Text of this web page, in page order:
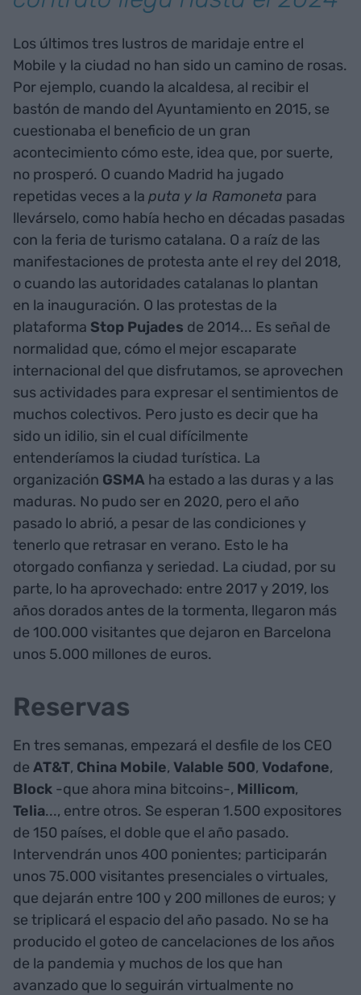
Los últimos tres lustros de maridaje entre el
Mobile y la ciudad no han sido un camino de rosas.
Por ejemplo, cuando la alcaldesa, al recibir el
bastón de mando del Ayuntamiento en 2015, se
cuestionaba el beneficio de un gran
acontecimiento cómo este, idea que, por suerte,
no prosperó. O cuando Madrid ha jugado
repetidas veces a la puta y la Ramoneta para
llevárselo, como había hecho en décadas pasadas
con la feria de turismo catalana. O a raíz de las
manifestaciones de protesta ante el rey del 2018,
o cuando las autoridades catalanas lo plantan
en la inauguración. O las protestas de la
plataforma Stop Pujades de 2014... Es señal de
normalidad que, cómo el mejor escaparate
internacional del que disfrutamos, se aprovechen
sus actividades para expresar el sentimientos de
muchos colectivos. Pero justo es decir que ha
sido un idilio, sin el cual difícilmente
entenderíamos la ciudad turística. La
organización GSMA ha estado a las duras y a las
maduras. No pudo ser en 2020, pero el año
pasado lo abrió, a pesar de las condiciones y
tenerlo que retrasar en verano. Esto le ha
otorgado confianza y seriedad. La ciudad, por su
parte, lo ha aprovechado: entre 2017 y 2019, los
años dorados antes de la tormenta, llegaron más
de 100.000 visitantes que dejaron en Barcelona
unos 5.000 millones de euros.
Reservas
En tres semanas, empezará el desfile de los CEO
de AT&T, China Mobile, Valable 500, Vodafone,
Block -que ahora mina bitcoins-, Millicom,
Telia..., entre otros. Se esperan 1.500 expositores
de 150 países, el doble que el año pasado.
Intervendrán unos 400 ponientes; participarán
unos 75.000 visitantes presenciales o virtuales,
que dejarán entre 100 y 200 millones de euros; y
se triplicará el espacio del año pasado. No se ha
producido el goteo de cancelaciones de los años
de la pandemia y muchos de los que han
avanzado que lo seguirán virtualmente no